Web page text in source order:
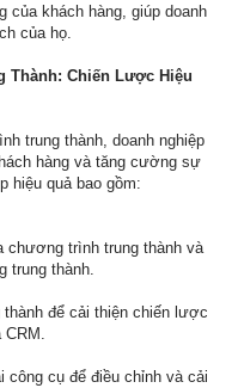
của khách hàng, giúp doanh
của họ.
Thành: Chiến Lược Hiệu
trung thành, doanh nghiệp
hàng và tăng cường sự
hiệu quả bao gồm:
chương trình trung thành và
trung thành.
để cải thiện chiến lược
CRM.
công cụ để điều chỉnh và cải